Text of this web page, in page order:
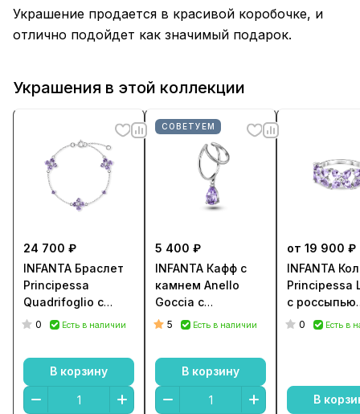
Украшение продается в красивой коробочке, и
отлично подойдет как значимый подарок.
Украшения в этой коллекции
24 700 ₽
INFANTA Браслет
Principessa
Quadrifoglio с
аметистами
0 Есть в наличии
В корзину
СОВЕТУЕМ
5 400 ₽
INFANTA Кафф с
камнем Anello
Goccia с
аметистом в
5 Есть в наличии
В корзину
от 19 900 ₽
INFANTA
Principessa
с россыпью
аметистов
0 Есть в
В